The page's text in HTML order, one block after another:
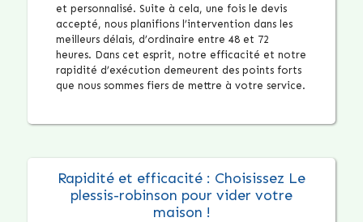
et personnalisé. Suite à cela, une fois le devis
accepté, nous planifions l’intervention dans les
meilleurs délais, d’ordinaire entre 48 et 72
heures. Dans cet esprit, notre efficacité et notre
rapidité d’exécution demeurent des points forts
que nous sommes fiers de mettre à votre service.
Rapidité et efficacité : Choisissez Le
plessis-robinson pour vider votre
maison !